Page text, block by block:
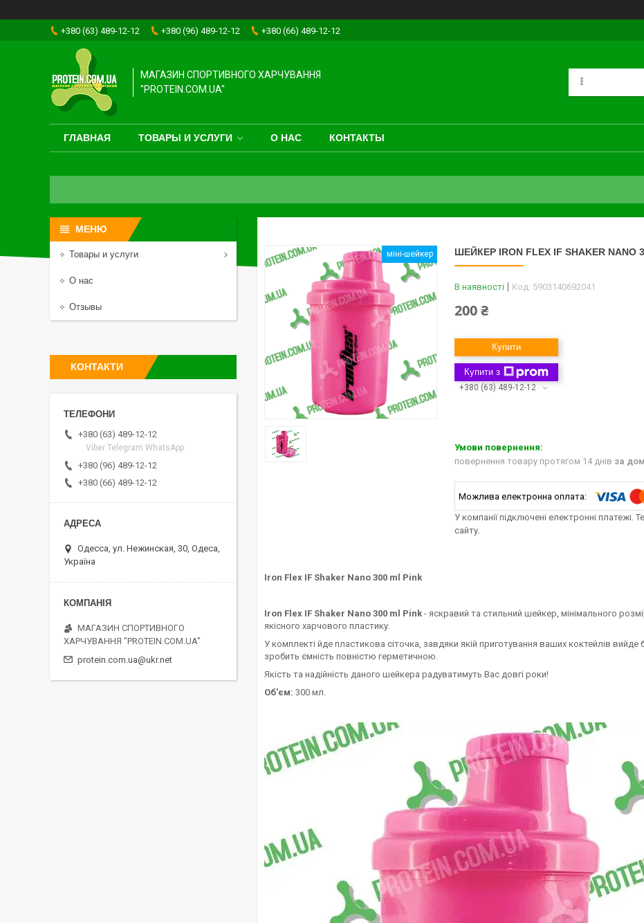
+380 (63) 489-12-12 +380 (96) 489-12-12 +380 (66) 489-12-12
МАГАЗИН СПОРТИВНОГО ХАРЧУВАННЯ
"PROTEIN.COM.UA"
ГЛАВНАЯ ТОВАРЫ И УСЛУГИ О НАС КОНТАКТЫ
міні-шейкер ШЕЙКЕР IRON FLEX IF SHAKER
В наявності Код: 5903140692041
200 ₴
Купити
Купити з
+380 (63) 489-12-12
повернення товару протягом 14 днів за
У компанії підключені електронні
сайту.
Iron Flex IF Shaker Nano 300 ml Pink
Iron Flex IF Shaker Nano 300 ml Pink - яскравий та стильний шейкер, мінімального
якісного харчового пластику.
У комплекті йде пластикова сіточка, завдяки якій приготування ваших коктейлів вийде
зробить ємність повністю герметичною.
Якість та надійність даного шейкера радуватимуть Вас довгі роки!
Об'єм: 300 мл.
Товары и услуги
О нас
Отзывы
КОНТАКТИ
+380 (63) 489-12-12
Viber Telegram WhatsApp
+380 (96) 489-12-12
+380 (66) 489-12-12
Одесса, ул. Нежинская, 30, Одеса,
Україна
МАГАЗИН СПОРТИВНОГО
ХАРЧУВАННЯ "PROTEIN.COM.UA"
protein.com.ua@ukr.net